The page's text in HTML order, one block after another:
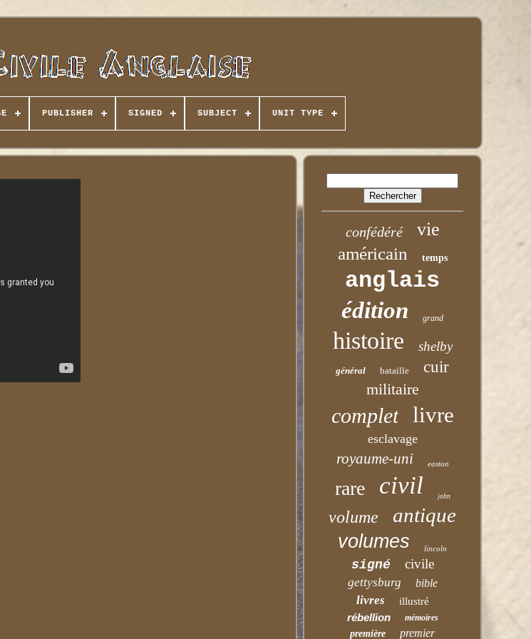
PUBLISHER SIGNED SUBJECT UNIT TYPE
confédéré vie
américain temps
anglais
édition grand
histoire shelby
général bataille
cuir
militaire
complet livre
esclavage
royaume-uni easton
rare civil john
volume antique
volumes lincoln
signé civile
gettysburg bible
livres illustré
rébellion mémoires
première premier